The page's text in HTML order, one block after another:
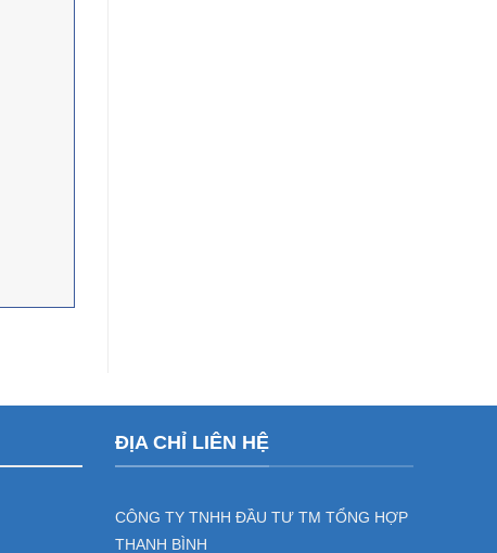
ĐỊA CHỈ LIÊN HỆ
CÔNG TY TNHH ĐẦU TƯ TM TỔNG HỢP
THANH BÌNH